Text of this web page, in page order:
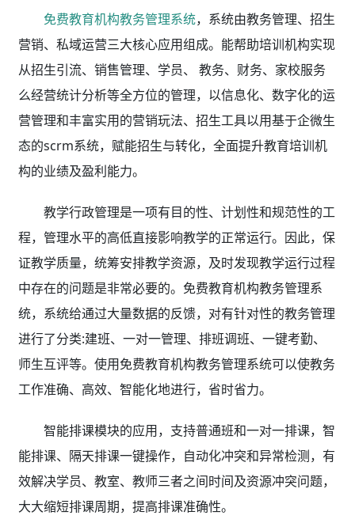
免费教育机构教务管理系统，系统由教务管理、招生
营销、私域运营三大核心应用组成。能帮助培训机构实现
从招生引流、销售管理、学员、 教务、财务、家校服务
么经营统计分析等全方位的管理，以信息化、数字化的运
营管理和丰富实用的营销玩法、招生工具以用基于企微生
态的scrm系统，赋能招生与转化，全面提升教育培训机
构的业绩及盈利能力。
教学行政管理是一项有目的性、计划性和规范性的工
程，管理水平的高低直接影响教学的正常运行。因此，保
证教学质量，统筹安排教学资源，及时发现教学运行过程
中存在的问题是非常必要的。免费教育机构教务管理系
统，系统给通过大量数据的反馈，对有针对性的教务管理
进行了分类:建班、一对一管理、排班调班、一键考勤、
师生互评等。使用免费教育机构教务管理系统可以使教务
工作准确、高效、智能化地进行，省时省力。
智能排课模块的应用，支持普通班和一对一排课，智
能排课、隔天排课一键操作，自动化冲突和异常检测，有
效解决学员、教室、教师三者之间时间及资源冲突问题，
大大缩短排课周期，提高排课准确性。